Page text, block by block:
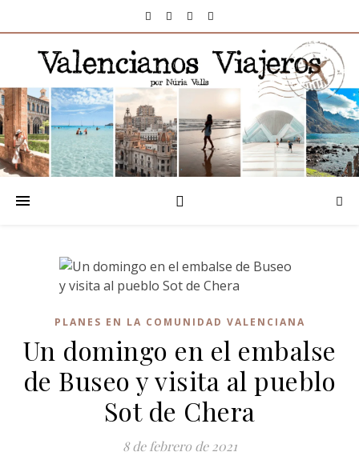
PLANES EN LA COMUNIDAD VALENCIANA
Un domingo en el embalse
de Buseo y visita al pueblo
Sot de Chera
8 de febrero de 2021